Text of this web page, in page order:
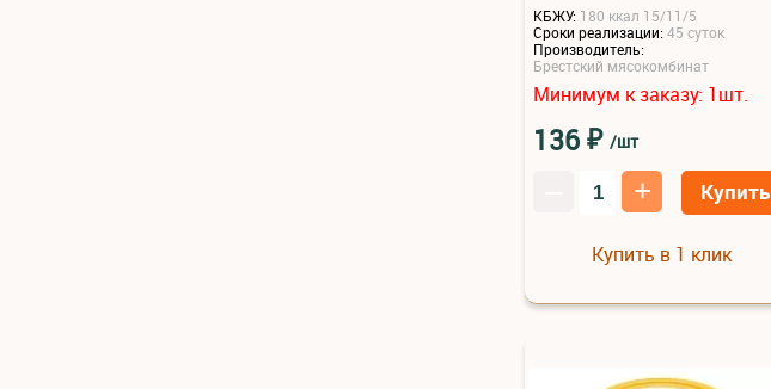
КБЖУ: 180 ккал 15/11/5
Сроки реализации:45 суток
Производитель:
Брестский мясокомбинат
Минимум к заказу: 1шт.
136₽ /шт
+ Купить
Купить в 1 клик